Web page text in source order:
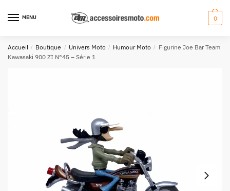
navigation
au
MENU 0
Accueil / Boutique / Univers Moto / Humour Moto /
Figurine Joe Bar Team
Kawasaki 900 ZI N°45 – Série 1